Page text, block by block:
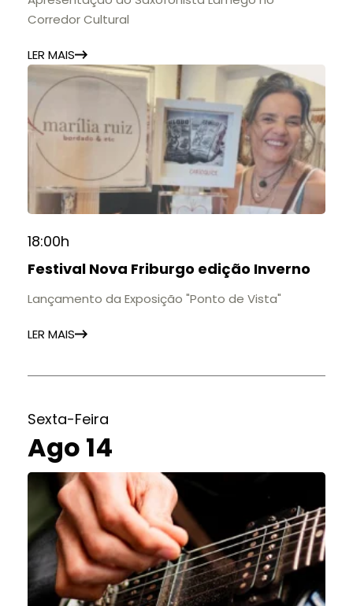
Corredor Cultural
LER MAIS
18:00h
Festival Nova Friburgo edição Inverno
Lançamento da Exposição "Ponto de Vista"
LER MAIS
Sexta-Feira
Ago 14